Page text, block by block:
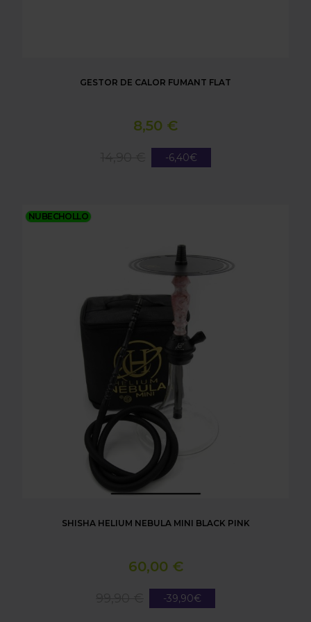
GESTOR DE CALOR FUMANT FLAT
8,50 €
-6,40€
NUBECHOLLO
SHISHA HELIUM NEBULA MINI BLACK PINK
SHISHA HELIUM NEBULA MINI BLACK PINK
60,00 €
-39,90€